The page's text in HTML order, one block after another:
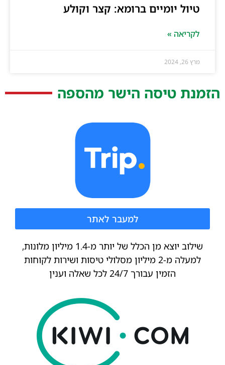
טיול יומיים ברומא: קצר וקולע
לקריאה »
מרץ 26, 2024
הזמנת טיסה הישר מהספה
למעבר לאתר
שילוב יוצא מן הכלל של יותר מ-1.4 מיליון מלונות,
למעלה מ-2 מיליון מסלולי טיסות ושירות לקוחות
הזמין עבורך 24/7 לכל שאלה וענין